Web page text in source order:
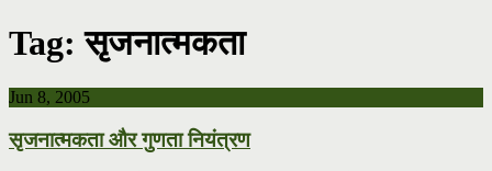
Tag:सृजनात्मकता
Jun 8, 2005
सृजनात्मकता और गुणता नियंत्रण